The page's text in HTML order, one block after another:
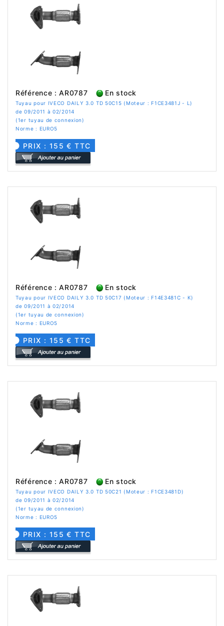
Référence : AR0787 En stock
Tuyau pour IVECO DAILY 3.0 TD 50C15 (Moteur : F1CE3481J - L)
de 09/2011 à 02/2014
(1er tuyau de connexion)
Norme : EURO5
PRIX : 155 € TTC
Référence : AR0787 En stock
Tuyau pour IVECO DAILY 3.0 TD 50C17 (Moteur : F14E3481C - K)
de 09/2011 à 02/2014
(1er tuyau de connexion)
Norme : EURO5
PRIX : 155 € TTC
Référence : AR0787 En stock
Tuyau pour IVECO DAILY 3.0 TD 50C21 (Moteur : F1CE3481D)
de 09/2011 à 02/2014
(1er tuyau de connexion)
Norme : EURO5
PRIX : 155 € TTC